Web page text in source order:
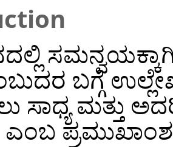
ಸಮನ್ವಯಕ್ಕಾಗಿ
ಬಗ್ಗೆ
ಸಾಧ್ಯ ಮತ್ತು